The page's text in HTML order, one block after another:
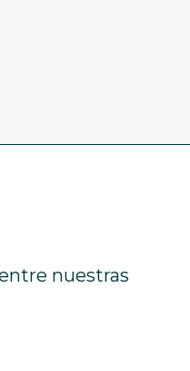
nuestras